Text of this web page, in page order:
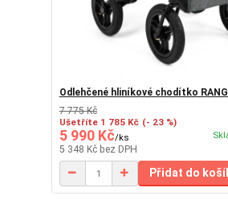
Odlehčené hliníkové chodítko
7 775 Kč
Ušetříte 1 785 Kč (- 23 %)
5 990 Kč/ks
5 348 Kč bez DPH
Přidat do